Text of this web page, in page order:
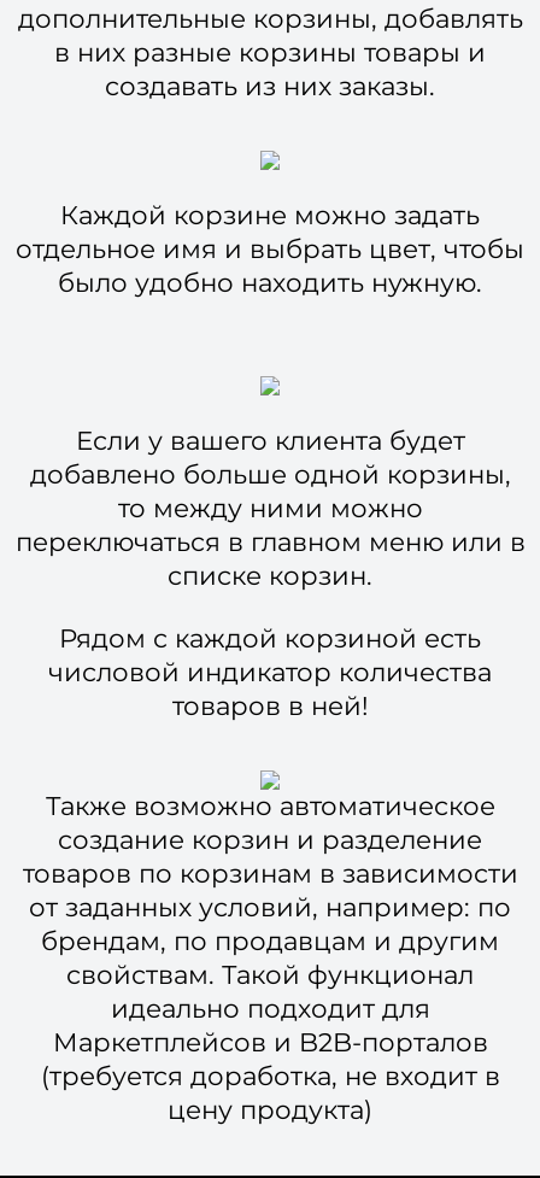
дополнительные корзины, добавлять
в них разные корзины товары и
создавать из них заказы.
Каждой корзине можно задать
отдельное имя и выбрать цвет, чтобы
было удобно находить нужную.
Если у вашего клиента будет
добавлено больше одной корзины,
то между ними можно
переключаться в главном меню или в
списке корзин.
Рядом с каждой корзиной есть
числовой индикатор количества
товаров в ней!
Также возможно автоматическое
создание корзин и разделение
товаров по корзинам в зависимости
от заданных условий, например: по
брендам, по продавцам и другим
свойствам. Такой функционал
идеально подходит для
Маркетплейсов и B2B-порталов
(требуется доработка, не входит в
цену продукта)